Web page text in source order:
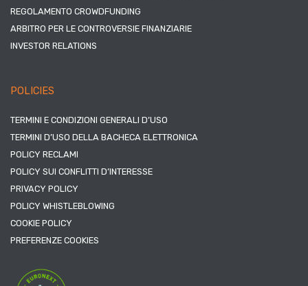
REGOLAMENTO CROWDFUNDING
ARBITRO PER LE CONTROVERSIE FINANZIARIE
INVESTOR RELATIONS
POLICIES
TERMINI E CONDIZIONI GENERALI D’USO
TERMINI D’USO DELLA BACHECA ELETTRONICA
POLICY RECLAMI
POLICY SUI CONFLITTI D’INTERESSE
PRIVACY POLICY
POLICY WHISTLEBLOWING
COOKIE POLICY
PREFERENZE COOKIES